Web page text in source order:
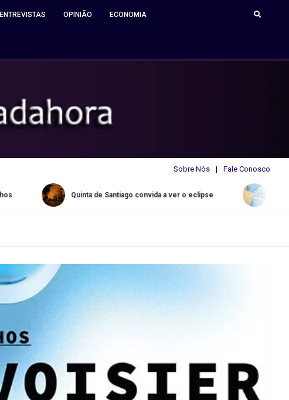
ENTREVISTAS OPINIÃO ECONOMIA
Sobre Nós Fale Conosco
Quinta de Santiago convida a ver o eclipse Water Slide